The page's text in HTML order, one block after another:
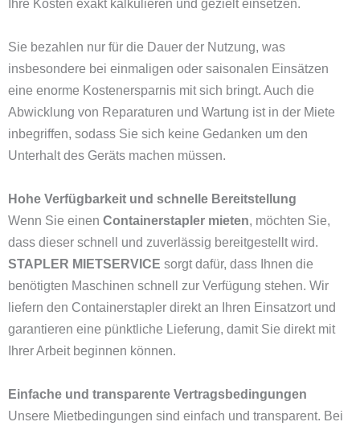
Ihre Kosten exakt kalkulieren und gezielt einsetzen.
Sie bezahlen nur für die Dauer der Nutzung, was
insbesondere bei einmaligen oder saisonalen Einsätzen
eine enorme Kostenersparnis mit sich bringt. Auch die
Abwicklung von Reparaturen und Wartung ist in der Miete
inbegriffen, sodass Sie sich keine Gedanken um den
Unterhalt des Geräts machen müssen.
Hohe Verfügbarkeit und schnelle Bereitstellung
Wenn Sie einen Containerstapler mieten, möchten Sie,
dass dieser schnell und zuverlässig bereitgestellt wird.
STAPLER MIETSERVICE sorgt dafür, dass Ihnen die
benötigten Maschinen schnell zur Verfügung stehen. Wir
liefern den Containerstapler direkt an Ihren Einsatzort und
garantieren eine pünktliche Lieferung, damit Sie direkt mit
Ihrer Arbeit beginnen können.
Einfache und transparente Vertragsbedingungen
Unsere Mietbedingungen sind einfach und transparent. Bei